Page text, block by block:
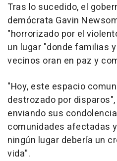
Tras lo sucedido, el
demócrata Gavin
"horrorizado por el
un lugar "donde familias
vecinos oran en paz y
"Hoy, este espacio
destrozado por
enviando sus
comunidades afectadas
ningún lugar debería un
vida".